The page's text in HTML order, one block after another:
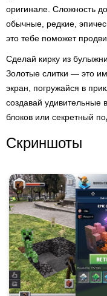
оригинале. Сложность
обычные, редкие,
это тебе поможет
Сделай кирку из
Золотые слитки — это
экран, погружайся в
создавай
блоков или секретный
Скриншоты